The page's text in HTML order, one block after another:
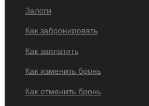
Залоги
Как забронировать
Как заплатить
Как изменить бронь
Как отменить бронь